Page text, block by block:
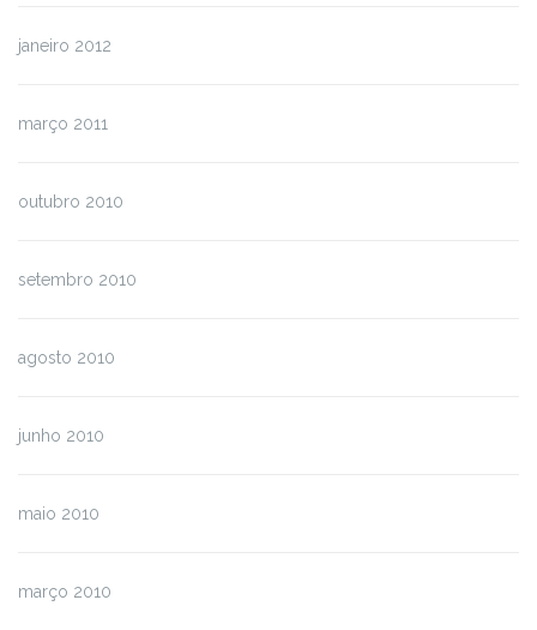
janeiro 2012
março 2011
outubro 2010
setembro 2010
agosto 2010
junho 2010
maio 2010
março 2010